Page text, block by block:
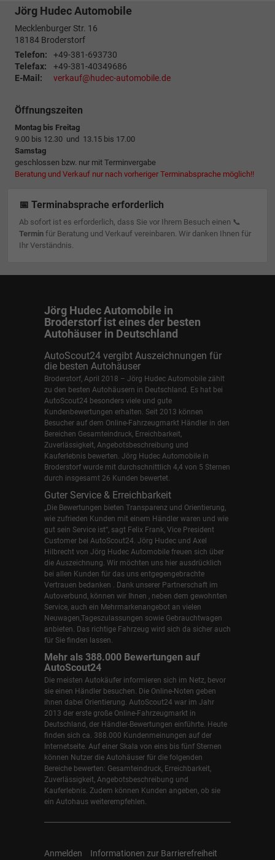
Jörg Hudec Automobile
Mecklenburger Str. 16
18184 Broderstorf
Telefon:
+49-381-693730
Telefax:
+49-381-40349686
E-Mail:
verkauf@hudec-automobile.de
Öffnungszeiten
Montag bis Freitag
9.00 bis 12.30 und 13.15 bis 17.00
Samstag
geschlossen bzw. nur mit Terminvergabe
Beratung und Verkauf nur nach vorheriger Terminabsprache möglich!!
📅 Terminabsprache erforderlich
Ab sofort ist es erforderlich, dass Sie vor Ihrem Besuch einen 📞
Terminfür Beratung und Verkauf vereinbaren. Wir danken Ihnen für
Ihr Verständnis.
Jörg Hudec Automobile in
Broderstorf ist eines der besten
Autohäuser in Deutschland
AutoScout24 vergibt Auszeichnungen für
die besten Autohäuser
Broderstorf, April 2018 – Jörg Hudec Automobile zählt
zu den besten Autohäusern in Deutschland. Es hat bei
AutoScout24 besonders viele und gute
Kundenbewertungen erhalten. Seit 2013 können
Besucher auf dem Online-Fahrzeugmarkt Händler in den
Bereichen Gesamteindruck, Erreichbarkeit,
Zuverlässigkeit, Angebotsbeschreibung und
Kauferlebnis bewerten. Jörg Hudec Automobile in
Broderstorf wurde mit durchschnittlich 4,4 von 5 Sternen
durch insgesamt 26 Kunden bewertet.
Guter Service & Erreichbarkeit
„Die Bewertungen bieten Transparenz und Orientierung,
wie zufrieden Kunden mit einem Händler waren und wie
gut sein Service ist“, sagt Felix Frank, Vice President
Customer bei AutoScout24. Jörg Hudec und Axel
Hilbrecht von Jörg Hudec Automobile freuen sich über
die Auszeichnung. Wir möchten uns hier ausdrücklich
bei allen Kunden für das uns entgegengebrachte
Vertrauen bedanken . Dank unserer Partnerschaft im
Autoverbund, können wir Ihnen , neben dem gewohnten
Service, auch ein Mehrmarkenangebot an vielen
Neuwagen,Tageszulassungen sowie Gebrauchtwagen
anbieten. Das richtige Fahrzeug wird sich da sicher auch
für Sie finden lassen.
Mehr als 388.000 Bewertungen auf
AutoScout24
Die meisten Autokäufer informieren sich im Netz, bevor
sie einen Händler besuchen. Die Online-Noten geben
ihnen dabei Orientierung. AutoScout24 war im Jahr
2013 der erste große Online-Fahrzeugmarkt in
Deutschland, der Händler-Bewertungen einführte. Heute
finden sich ca. 388.000 Kundenmeinungen auf der
Internetseite. Auf einer Skala von eins bis fünf Sternen
können Nutzer die Autohäuser für die folgenden
Bereiche bewerten: Gesamteindruck, Erreichbarkeit,
Zuverlässigkeit, Angebotsbeschreibung und
Kauferlebnis. Zudem können Kunden angeben, ob sie
ein Autohaus weiterempfehlen.
Anmelden Informationen zur Barrierefreiheit